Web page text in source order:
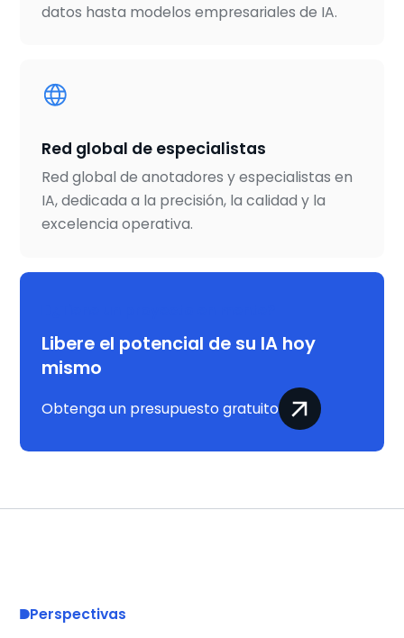
datos hasta modelos empresariales de IA.
Red global de especialistas
Red global de anotadores y especialistas en
IA, dedicada a la precisión, la calidad y la
excelencia operativa.
Libere el potencial de su IA hoy
mismo
Obtenga un presupuesto gratuito
Perspectivas